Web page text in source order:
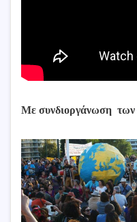
Με συνδιοργάνωση των